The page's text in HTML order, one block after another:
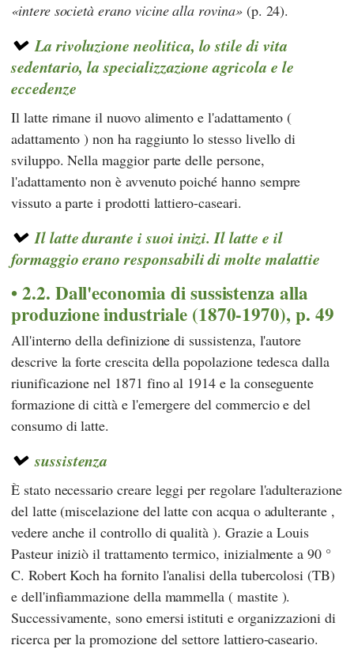
intere società erano vicine alla rovina (p. 24).
La rivoluzione neolitica, lo stile di vita
sedentario, la specializzazione agricola e le
eccedenze
Il latte rimane il nuovo alimento e l'adattamento (
adattamento ) non ha raggiunto lo stesso livello di
sviluppo. Nella maggior parte delle persone,
l'adattamento non è avvenuto poiché hanno sempre
vissuto a parte i prodotti lattiero-caseari.
Il latte durante i suoi inizi. Il latte e il
formaggio erano responsabili di molte malattie
2.2. Dall'economia di sussistenza alla
produzione industriale (1870-1970), p. 49
All'interno della definizione di sussistenza, l'autore
descrive la forte crescita della popolazione tedesca dalla
riunificazione nel 1871 fino al 1914 e la conseguente
formazione di città e l'emergere del commercio e del
consumo di latte.
sussistenza
È stato necessario creare leggi per regolare l'adulterazione
del latte (miscelazione del latte con acqua o adulterante ,
vedere anche il controllo di qualità ). Grazie aLouis
Pasteuriniziò il trattamento termico, inizialmente a 90 °
C. Robert Koch ha fornito l'analisi della tubercolosi (TB)
e dell'infiammazione della mammella ( mastite ).
Successivamente, sono emersi istituti e organizzazioni di
ricerca per la promozione del settore lattiero-caseario.